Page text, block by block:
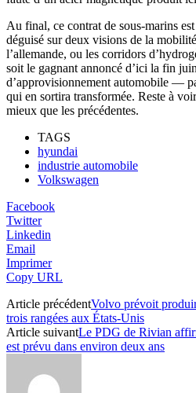
Au final, ce contrat de sous-marins
déguisé sur deux visions de la
l’allemande, ou les corridors
soit le gagnant annoncé d’ici la fin
d’approvisionnement automobile —
qui en sortira transformée. Reste à
mieux que les précédentes.
TAGS
hyundai
industrie automobile
Volkswagen
Facebook
Twitter
Linkedin
Email
Imprimer
Copy URL
Article précédentVolvo prévoit
trois rangées aux États-Unis
Article suivantLe PDG de Rivian
est prévu dans environ deux ans